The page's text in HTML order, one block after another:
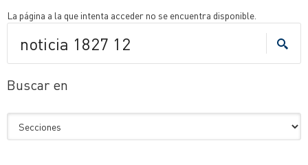
La página a la que intenta acceder no se encuentra disponible.
Buscar en